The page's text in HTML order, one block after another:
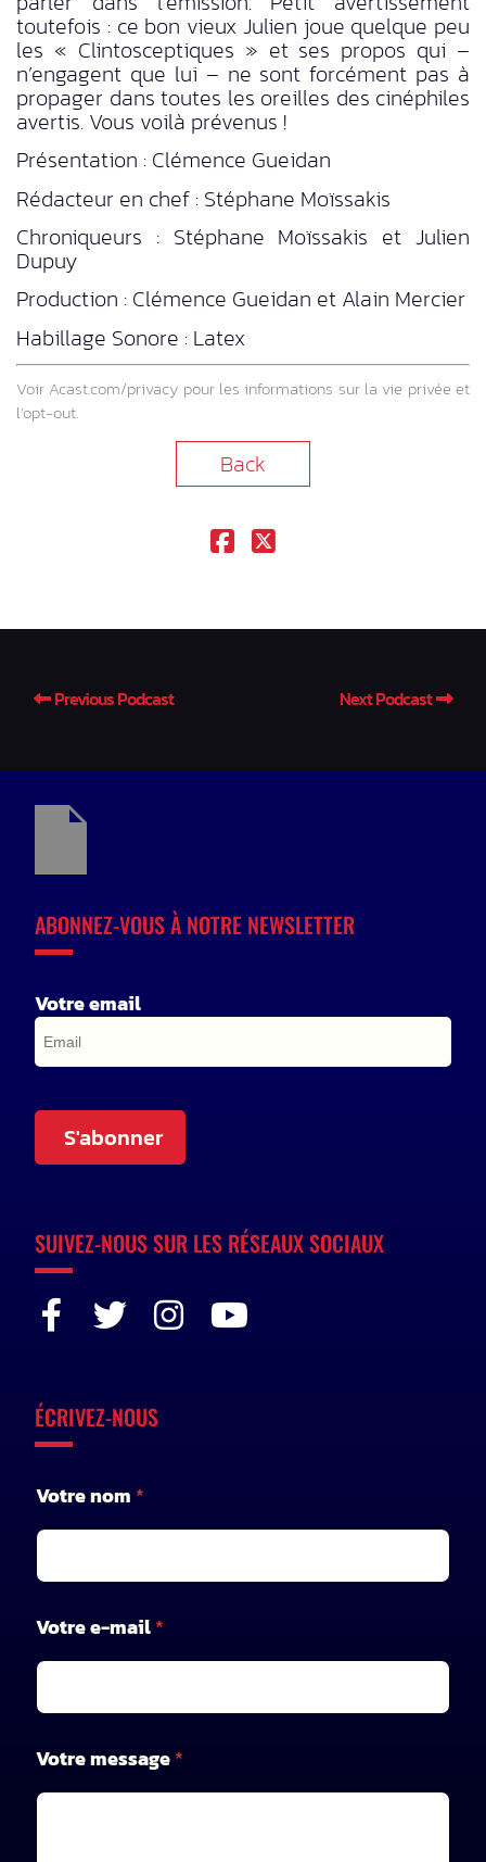
toutefois : ce bon vieux Julien joue quelque peu
les « Clintosceptiques » et ses propos qui –
n’engagent que lui – ne sont forcément pas à
propager dans toutes les oreilles des cinéphiles
avertis. Vous voilà prévenus !
Présentation : Clémence Gueidan
Rédacteur en chef : Stéphane Moïssakis
Chroniqueurs : Stéphane Moïssakis et Julien
Dupuy
Production : Clémence Gueidan et Alain Mercier
Habillage Sonore : Latex
Voir Acast.com/privacy pour les informations sur la vie privée et
l’opt-out.
Back
Previous Podcast Next Podcast
ABONNEZ-VOUS À NOTRE NEWSLETTER
Votre email
S'abonner
SUIVEZ-NOUS SUR LES RÉSEAUX SOCIAUX
ÉCRIVEZ-NOUS
Votre nom *
Votre e-mail*
o
t
Votre message*